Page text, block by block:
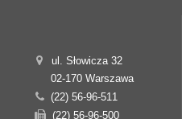
ul. Słowicza 32
02-170 Warszawa
(22) 56-96-511
(22) 56-96-500